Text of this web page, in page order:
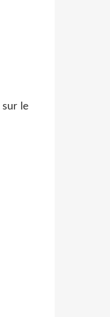
sur le